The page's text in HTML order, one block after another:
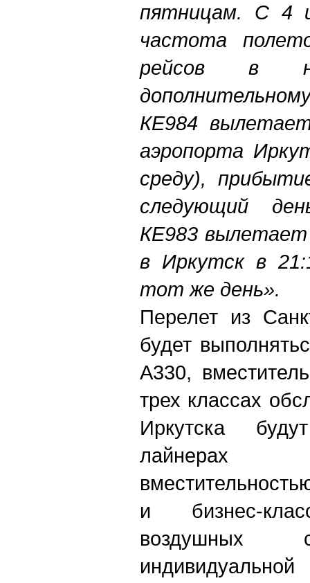
пятницам. С 4
частота
рейсов в
КЕ984
аэропорта
среду),
следующий
КЕ983
в Иркутск в
тот же день».
Перелет из
будет
A330,
трех классах
Иркутска
и бизнес-
воздушных